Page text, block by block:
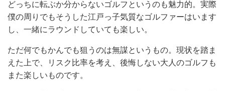
どっちに転ぶか分からないゴルフというのも魅力的。実際
僕の周りでもそうした江戸っ子気質なゴルファーはいます
し、一緒にラウンドしていても楽しい。
ただ何でもかんでも狙うのは無謀というもの。現状を踏ま
えた上で、リスク比率を考え、後悔しない大人のゴルフも
また楽しいものです。